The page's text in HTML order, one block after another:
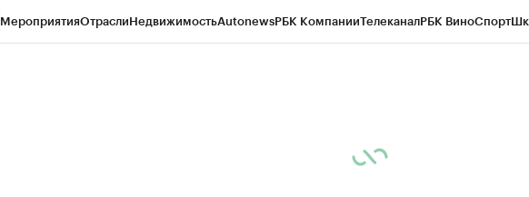
МероприятияОтраслиНедвижимостьAutonewsРБК КомпанииТелеканалРБК ВиноСпорт